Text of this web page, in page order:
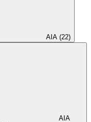
AIA (22)
AIA